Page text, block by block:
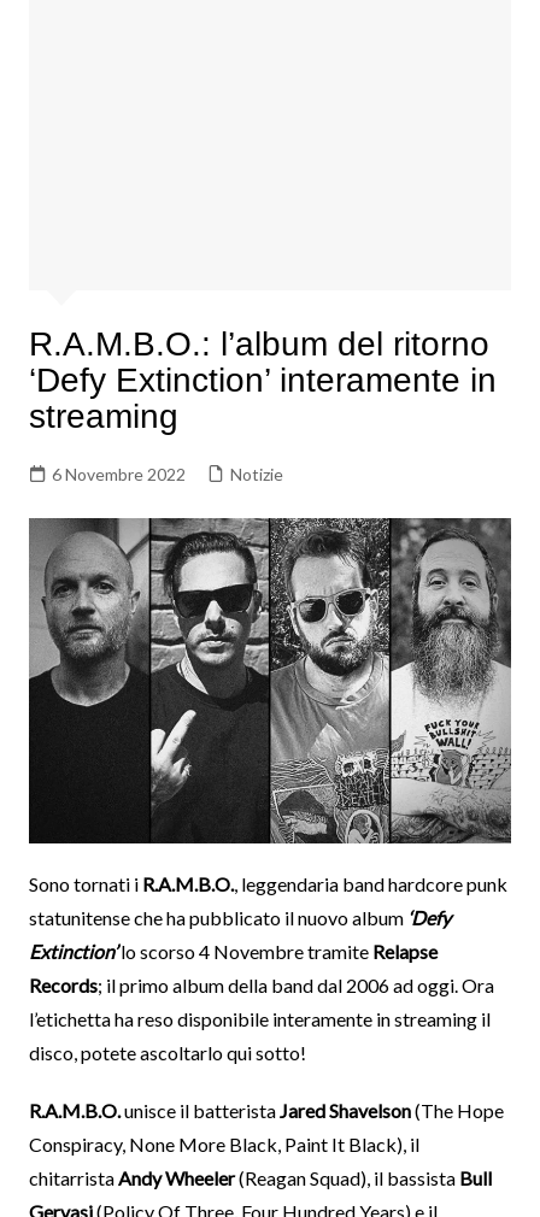
R.A.M.B.O.: l’album del ritorno
‘Defy Extinction’ interamente in
streaming
6 Novembre 2022 Notizie
Sono tornati i R.A.M.B.O., leggendaria band hardcore punk
statunitense che ha pubblicato il nuovo album ‘Defy
Extinction’lo scorso 4 Novembre tramite Relapse
Records; il primo album della band dal 2006 ad oggi. Ora
l’etichetta ha reso disponibile interamente in streaming il
disco, potete ascoltarlo qui sotto!
R.A.M.B.O.unisce il batteristaJared Shavelson(The Hope
Conspiracy, None More Black, Paint It Black), il
chitarristaAndy Wheeler(Reagan Squad), il bassista Bull
Gervasi(Policy Of Three, Four Hundred Years) e il